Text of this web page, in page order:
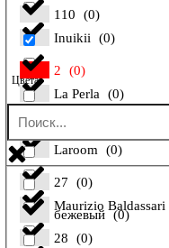
Inuikii (0)
La Perla (0)
Laroom (0)
Maurizio Baldassari
110 (0)
2 (0)
26
27 (0)
28 (0)
Цвета
бежевый (0)